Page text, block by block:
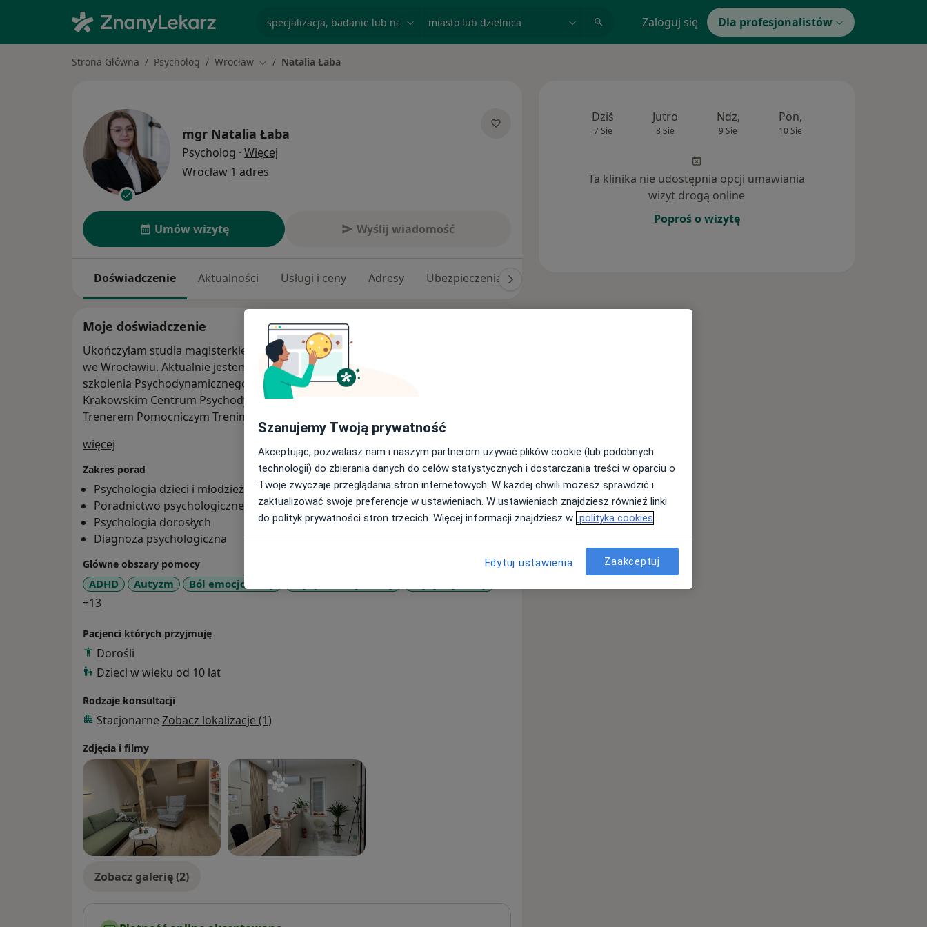
Zaloguj się Dla profesjonalistów
Strona Główna Psycholog Wrocław Zmień miasto
Natalia Łaba
mgr Natalia Łaba
Psycholog · Więcej
Wrocław 1 adres
Umów wizytę Wyślij wiadomość
Doświadczenie Aktualności Usługi i ceny Adresy Ubezpieczenia
Moje doświadczenie
Ukończyłam studia magisterkie na kierunku psychologia na Uniwersytecie SWPS
we Wrocławiu. Aktualnie jestem w trakcie dwuletniego
szkolenia Psychodynamicznego Studium Socjoterapii i Psychoterapii Młodzieży w
Krakowskim Centrum Psychodynamicznym. Jestem również trenerem TUS jak i
Trenerem Pomocniczym Treningu Zastępowania Agresji (Amity ART).
więcej
Zakres porad
Psychologia dzieci i młodzieży
Poradnictwo psychologiczne
Psychologia dorosłych
Diagnoza psychologiczna
Główne obszary pomocy
ADHD Autyzm Ból emocjonalny
+13
Pacjenci których przyjmuję
Dorośli
Dzieci w wieku od 10 lat
Rodzaje konsultacji
Stacjonarne Zobacz lokalizacje (1)
Zdjęcia i filmy
Zobacz galerię (2)
Dziś
7 Sie
Jutro
8 Sie
Ndz,
9 Sie
Pon,
10 Sie
Ta klinika nie udostępnia opcji umawiania
wizyt drogą online
Poproś o wizytę
Szanujemy Twoją prywatność
Akceptując, pozwalasz nam i naszym partnerom używać plików cookie (lub podobnych
technologii) do zbierania danych do celów statystycznych i dostarczania treści w oparciu o
Twoje zwyczaje przeglądania stron internetowych. W każdej chwili możesz sprawdzić i
zaktualizować swoje preferencje w ustawieniach. W ustawieniach znajdziesz również linki
do polityk prywatności stron trzecich. Więcej informacji znajdziesz w polityka cookies
Edytuj ustawienia Zaakceptuj